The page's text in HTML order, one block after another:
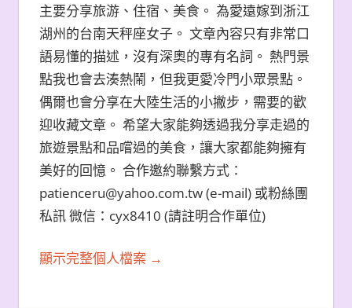
主要分享旅游、住宿、美食。 為愛遠嫁到浙江
湖州的台南天秤座女子。 文章內容只有非常口
語易懂的描述，沒有深奧的專有名詞。 熱門景
點我也會去湊熱鬧，但我更愛冷門小眾景點。
偶爾也會分享在大陸生活的小撇步，需要的歡
迎收藏文章。 希望大家能夠透過我分享走過的
旅遊景點和品嚐過的美食，讓大家都能夠擁有
美好的回憶。 合作邀約聯繫方式：
patienceru@yahoo.com.tw (e-mail) 或粉絲團
私訊 微信：cyx8410 (請註明合作單位)
顯示完整個人檔案 →